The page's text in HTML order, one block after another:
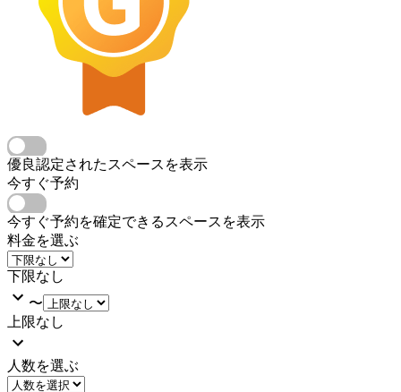
優良認定されたスペースを表示
今すぐ予約
今すぐ予約を確定できるスペースを表示
料金を選ぶ
下限なし
〜
上限なし
人数を選ぶ